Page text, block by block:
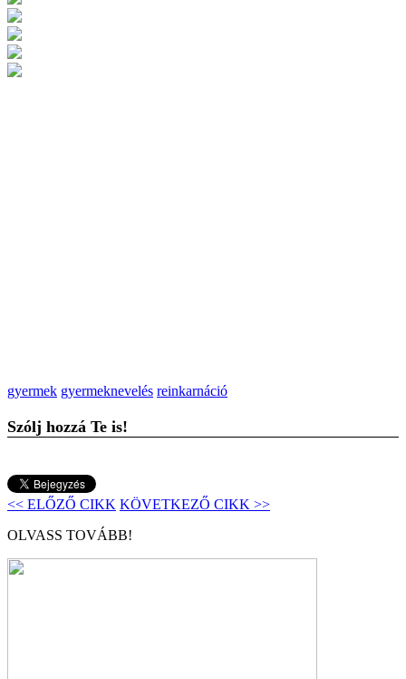
gyermek gyermeknevelés reinkarnáció
Szólj hozzá Te is!
<< ELŐZŐ CIKK KÖVETKEZŐ CIKK >>
OLVASS TOVÁBB!